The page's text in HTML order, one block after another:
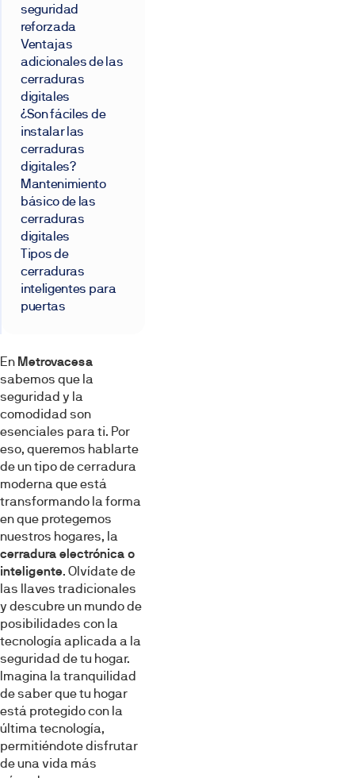
En Metrovacesa
sabemos que la
seguridad y la
comodidad son
esenciales para ti. Por
eso, queremos hablarte
de un tipo de cerradura
moderna que está
transformando la forma
en que protegemos
nuestros hogares, la
cerradura electrónica o
inteligente. Olvídate de
las llaves tradicionales
y descubre un mundo de
posibilidades con la
tecnología aplicada a la
seguridad de tu hogar.
Imagina la tranquilidad
de saber que tu hogar
está protegido con la
última tecnología,
permitiéndote disfrutar
de una vida más
seguridad
reforzada
Ventajas
adicionales de las
cerraduras
digitales
¿Son fáciles de
instalar las
cerraduras
digitales?
Mantenimiento
básico de las
cerraduras
digitales
Tipos de
cerraduras
inteligentes para
puertas